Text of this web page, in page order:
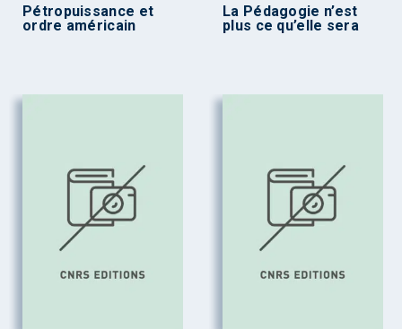
Pétropuissance et
ordre américain
La Pédagogie n’est
plus ce qu’elle sera